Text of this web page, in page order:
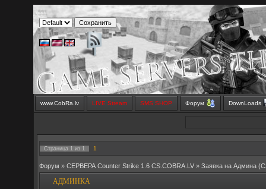
www.CobRa.lv LIVE Stream SMS SHOP Форум DownLoads
Страница 1 из 1 1
Форум » СЕРВЕРА Counter Strike 1.6 CS.COBRA.LV » Заявка на Aдмина
АДМИНКА